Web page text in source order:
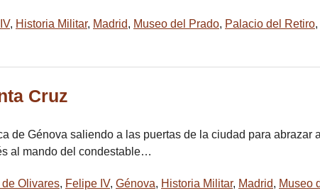
, Historia Militar, Madrid, Museo del Prado, Palacio del Retiro,
Cruz
de Génova saliendo a las puertas de la ciudad para abrazar
al mando del condestable…
Olivares, Felipe IV, Génova, Historia Militar, Madrid, Museo